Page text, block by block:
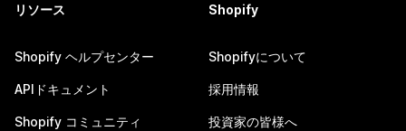
リソース
Shopify ヘルプセンター
APIドキュメント
Shopify コミュニティ
Shopify
Shopifyについて
採用情報
投資家の皆様へ